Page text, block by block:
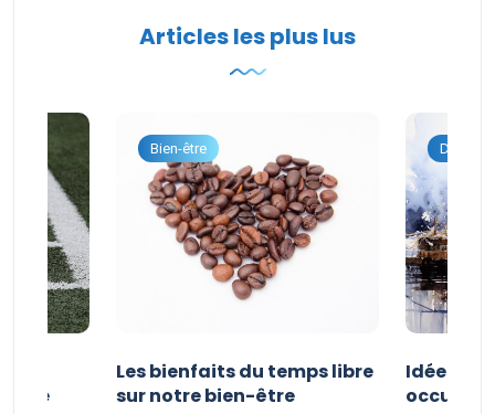
Articles les plus lus
faire
Bien-être
Les bienfaits du temps libre
sur notre bien-être
Idées
occuper